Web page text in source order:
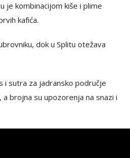
je kombinacijom kiše i plime
kafića.
dok u Splitu otežava
i sutra za jadransko područje
brojna su upozorenja na snazi i